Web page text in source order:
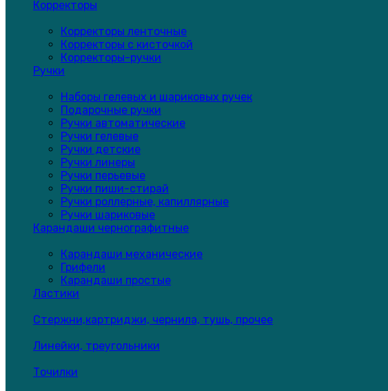
Корректоры
Корректоры ленточные
Корректоры с кисточкой
Корректоры-ручки
Ручки
Наборы гелевых и шариковых ручек
Подарочные ручки
Ручки автоматические
Ручки гелевые
Ручки детские
Ручки линеры
Ручки перьевые
Ручки пиши-стирай
Ручки роллерные, капиллярные
Ручки шариковые
Карандаши чернографитные
Карандаши механические
Грифели
Карандаши простые
Ластики
Стержни,картриджи, чернила, тушь, прочее
Линейки, треугольники
Точилки